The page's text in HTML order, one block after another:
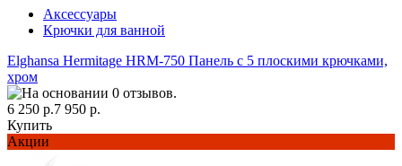
Аксессуары
Крючки для ванной
Elghansa Hermitage HRM-750 Панель с 5 плоскими крючками,
хром
6 250 р.7 950 р.
Купить
Акции